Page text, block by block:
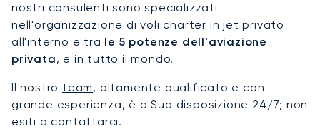
nostri consulenti sono specializzati
nell'organizzazione di voli charter in jet privato
all'interno e tra le 5 potenze dell'aviazione
privata, e in tutto il mondo.
Il nostro team, altamente qualificato e con
grande esperienza, è a Sua disposizione 24/7; non
esiti a contattarci.